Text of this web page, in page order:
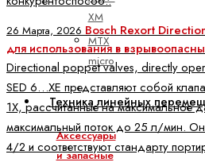
XM
MTX
micro
Техника линейных
Аксессуары
и запасные
26 Марта, 2026 Bosch Rexort
для использования в
Directional poppet valves, directly
SED 6…XE представляют собой
1X, рассчитанные на максимальное
максимальный поток до 25 л/мин.
4/2 и соответствуют стандарту